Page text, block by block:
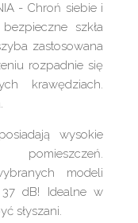
- Chroń siebie i
szkła
zastosowana
rozpadnie się
krawędziach.
wysokie
modeli
dB! Idealne w
słyszani.